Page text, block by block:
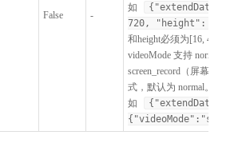
False -
如
{"extendData":
720, "height": 500}}
和height必须为[16, 4096]
videoMode 支持 normal（
screen_record（屏幕录制
式，默认为 normal。
如
{"extendData":